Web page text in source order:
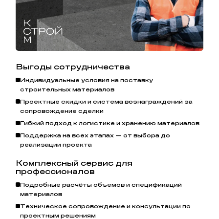
Узнайте больше опреимуществах керамических блоков
Porotherm.
Выгоды сотрудничества
Индивидуальные условия на поставку
строительных материалов
Проектные скидки и система вознаграждений за
сопровождение сделки
Гибкий подход к логистике и хранению материалов
Поддержка на всех этапах — от выбора до
реализации проекта
Комплексный сервис для
профессионалов
Подробные расчёты объемов и спецификаций
материалов
Техническое сопровождение и консультации по
проектным решениям